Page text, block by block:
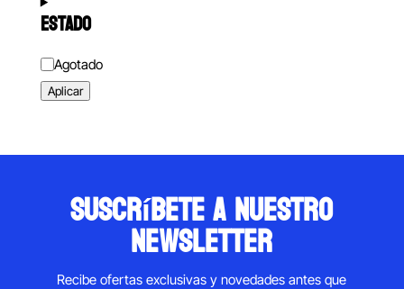
ESTADO
Estado
Agotado
Aplicar
suscríbete a nuestro
newsletter
Recibe ofertas exclusivas y novedades antes que